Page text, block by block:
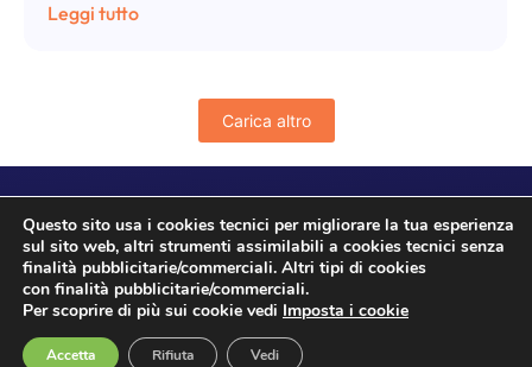
Leggi tutto
Carica altro
© BustaPaga360 di RGM s.r.l. – piva 04212331203
Privacy Policy| Cookies Policy
Questo sito usa i cookies tecnici per migliorare la tua esperienza
sul sito web, altri strumenti assimilabili a cookies tecnici senza
finalità pubblicitarie/commerciali. Altri tipi di cookies
con finalità pubblicitarie/commerciali.
Per scoprire di più sui cookie vedi Imposta i cookie
Accetta Rifiuta Vedi